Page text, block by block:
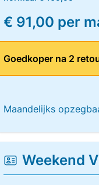
€ 91,00 per
Goedkoper na 2
Maandelijks
Weekend